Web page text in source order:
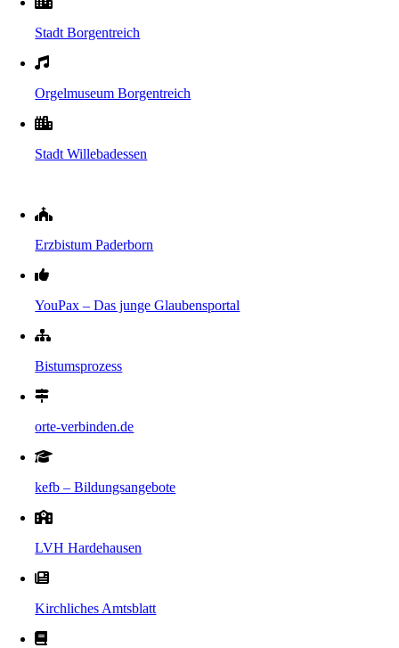
Stadt Borgentreich
Orgelmuseum Borgentreich
Stadt Willebadessen
Erzbistum Paderborn
YouPax – Das junge Glaubensportal
Bistumsprozess
orte-verbinden.de
kefb – Bildungsangebote
LVH Hardehausen
Kirchliches Amtsblatt